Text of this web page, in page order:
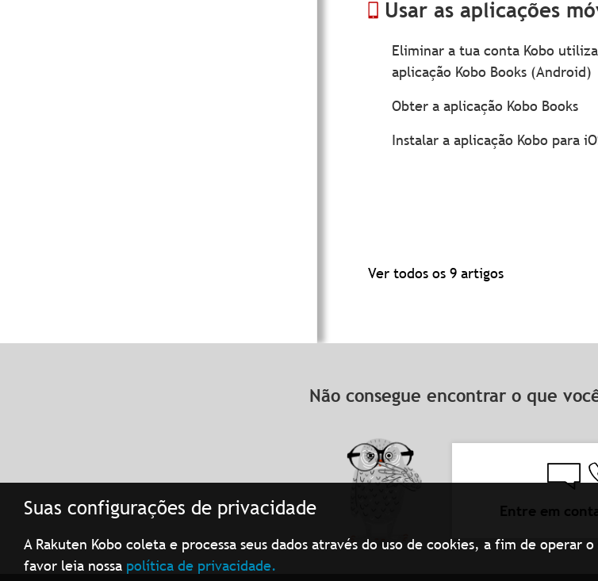
Suas configurações de privacidade
A Rakuten Kobo coleta e processa seus dados através do uso de cookies, a fim de
favor leia nossa política de privacidade.
Usar as aplicações
Eliminar a tua conta Kobo
aplicação Kobo Books (Android)
Obter a aplicação Kobo Books
Instalar a aplicação Kobo para
Ver todos os 9 artigos
Não consegue encontrar o que
Entre em